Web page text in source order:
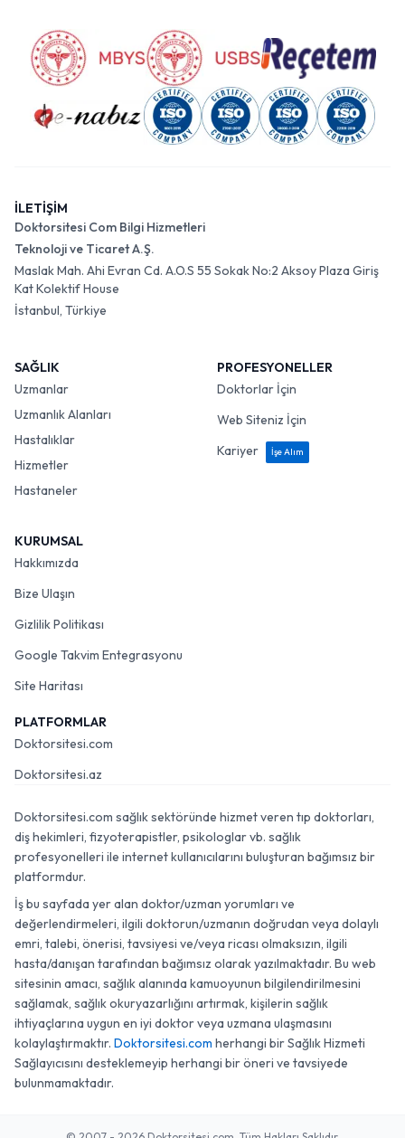
İLETİŞİM
Doktorsitesi Com Bilgi Hizmetleri
Teknoloji ve Ticaret A.Ş.
Maslak Mah. Ahi Evran Cd. A.O.S 55 Sokak No:2 Aksoy Plaza Giriş
Kat Kolektif House
İstanbul, Türkiye
SAĞLIK
Uzmanlar
Uzmanlık Alanları
Hastalıklar
Hizmetler
Hastaneler
PROFESYONELLER
Doktorlar İçin
Web Siteniz İçin
Kariyer
İşe Alım
KURUMSAL
Hakkımızda
Bize Ulaşın
Gizlilik Politikası
Google Takvim Entegrasyonu
Site Haritası
PLATFORMLAR
Doktorsitesi.com
Doktorsitesi.az
Doktorsitesi.com sağlık sektöründe hizmet veren tıp doktorları,
diş hekimleri, fizyoterapistler, psikologlar vb. sağlık
profesyonelleri ile internet kullanıcılarını buluşturan bağımsız bir
platformdur.
İş bu sayfada yer alan doktor/uzman yorumları ve
değerlendirmeleri, ilgili doktorun/uzmanın doğrudan veya dolaylı
emri, talebi, önerisi, tavsiyesi ve/veya ricası olmaksızın, ilgili
hasta/danışan tarafından bağımsız olarak yazılmaktadır. Bu web
sitesinin amacı, sağlık alanında kamuoyunun bilgilendirilmesini
sağlamak, sağlık okuryazarlığını artırmak, kişilerin sağlık
ihtiyaçlarına uygun en iyi doktor veya uzmana ulaşmasını
kolaylaştırmaktır. Doktorsitesi.com herhangi bir Sağlık Hizmeti
Sağlayıcısını desteklemeyip herhangi bir öneri ve tavsiyede
bulunmamaktadır.